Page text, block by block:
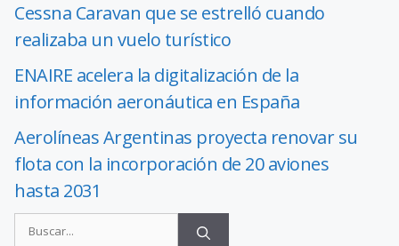
Cessna Caravan que se estrelló cuando
realizaba un vuelo turístico
ENAIRE acelera la digitalización de la
información aeronáutica en España
Aerolíneas Argentinas proyecta renovar su
flota con la incorporación de 20 aviones
hasta 2031